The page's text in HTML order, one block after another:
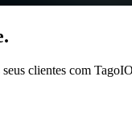
clientes com